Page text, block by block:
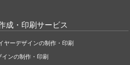
成・印刷サービス
ヤーデザインの制作・印刷
インの制作・印刷